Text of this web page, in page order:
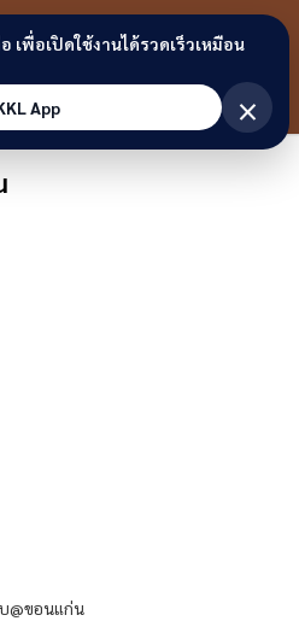
ขอนแก่น
ลิงก์
บ@ขอนแก่น
เพื่อเปิดใช้งานได้รวดเร็วเหมือน
App
×